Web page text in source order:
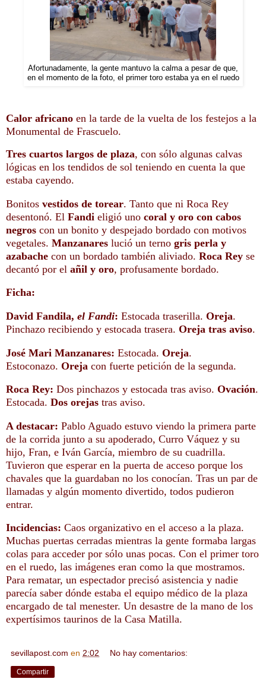
Afortunadamente, la gente mantuvo la calma a pesar de que,
en el momento de la foto, el primer toro estaba ya en el ruedo
Calor africano en la tarde de la vuelta de los festejos a la
Monumental de Frascuelo.
Tres cuartos largos de plaza, con sólo algunas calvas
lógicas en los tendidos de sol teniendo en cuenta la que
estaba cayendo.
Bonitos vestidos de torear. Tanto que ni Roca Rey
desentonó. El Fandi eligió uno coral y oro con cabos
negros con un bonito y despejado bordado con motivos
vegetales. Manzanares lució un terno gris perla y
azabache con un bordado también aliviado. Roca Rey se
decantó por el añil y oro, profusamente bordado.
Ficha:
David Fandila, el Fandi: Estocada traserilla. Oreja.
Pinchazo recibiendo y estocada trasera. Oreja tras aviso.
José Mari Manzanares: Estocada. Oreja.
Estoconazo. Oreja con fuerte petición de la segunda.
Roca Rey: Dos pinchazos y estocada tras aviso. Ovación.
Estocada. Dos orejas tras aviso.
A destacar: Pablo Aguado estuvo viendo la primera parte
de la corrida junto a su apoderado, Curro Váquez y su
hijo, Fran, e Iván García, miembro de su cuadrilla.
Tuvieron que esperar en la puerta de acceso porque los
chavales que la guardaban no los conocían. Tras un par de
llamadas y algún momento divertido, todos pudieron
entrar.
Incidencias: Caos organizativo en el acceso a la plaza.
Muchas puertas cerradas mientras la gente formaba largas
colas para acceder por sólo unas pocas. Con el primer toro
en el ruedo, las imágenes eran como la que mostramos.
Para rematar, un espectador precisó asistencia y nadie
parecía saber dónde estaba el equipo médico de la plaza
encargado de tal menester. Un desastre de la mano de los
expertísimos taurinos de la Casa Matilla.
sevillapost.com en 2:02 No hay comentarios:
Compartir